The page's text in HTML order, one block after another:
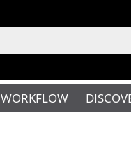
WORKFLOW